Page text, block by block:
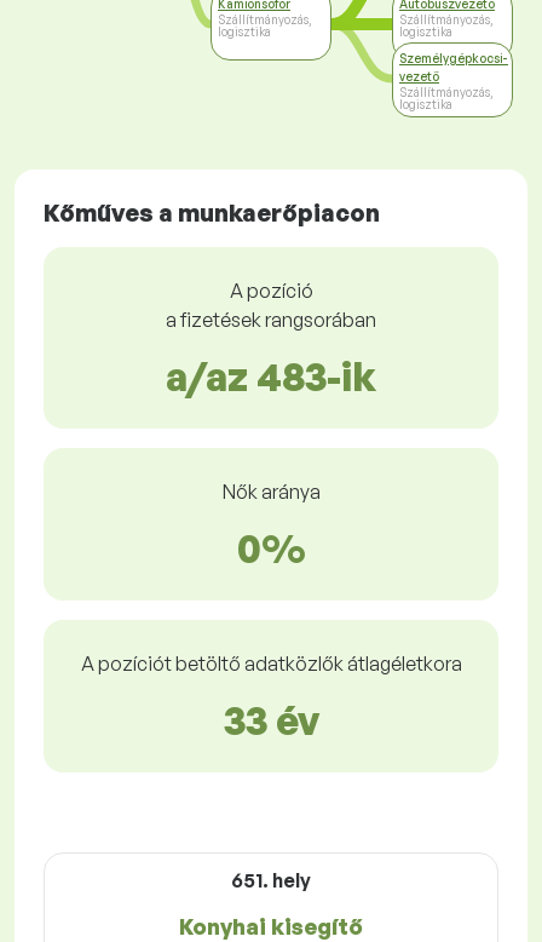
Kamionsofőr
Szállítmányozás,
logisztika
Autóbuszvezető
Szállítmányozás,
logisztika
Személygépkocsi-
vezető
Szállítmányozás,
logisztika
Kőműves a munkaerőpiacon
A pozíció
a fizetések rangsorában
a/az 483-ik
Nők aránya
0%
A pozíciót betöltő adatközlők átlagéletkora
33 év
651. hely
Konyhai kisegítő